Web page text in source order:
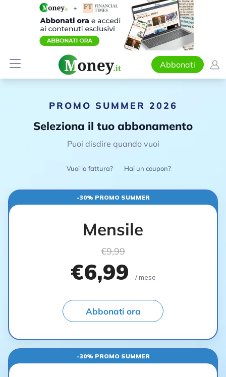
Abbonati
PROMO SUMMER 2026
Seleziona il tuo abbonamento
Puoi disdire quando vuoi
Vuoi la fattura? Hai un coupon?
-30% PROMO SUMMER
Mensile
€9,99
€6,99 / mese
Abbonati ora
-30% PROMO SUMMER